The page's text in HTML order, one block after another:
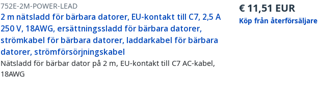
752E-2M-POWER-LEAD
2 m nätsladd för bärbara datorer, EU-kontakt till C7, 2,5 A
250 V, 18AWG, ersättningssladd för bärbara datorer,
strömkabel för bärbara datorer, laddarkabel för bärbara
datorer, strömförsörjningskabel
Nätsladd för bärbar dator på 2 m, EU-kontakt till C7 AC-kabel,
18AWG
€ 11,51 EUR
Köp från återförsäljare